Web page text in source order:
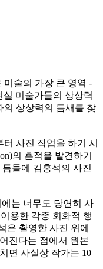
미술의 가장 큰 영역 -
미술가들의 상상력
의 상상력의 틈새를 찾
사진 작업을 하기 시
의 흔적을 발견하기
들에 김홍석의 사진
는 너무도 당연히 사
용한 각종 회화적 행
은 촬영한 사진 위에
진다는 점에서 원본
면 사실상 작가는 10